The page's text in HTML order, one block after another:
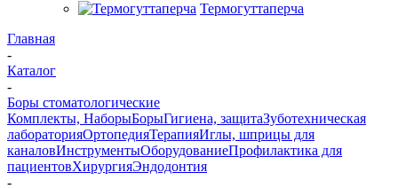
Термогуттаперча
Главная
-
Каталог
-
Боры стоматологические
Комплекты, НаборыБорыГигиена, защитаЗуботехническая
лабораторияОртопедияТерапияИглы, шприцы для
каналовИнструментыОборудованиеПрофилактика для
пациентовХирургияЭндодонтия
-